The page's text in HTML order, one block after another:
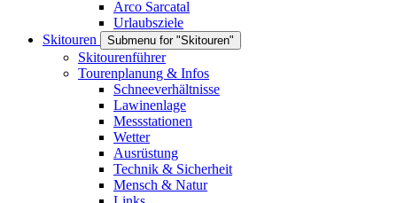
Arco Sarcatal
Urlaubsziele
Skitouren
Submenu for "Skitouren"
Skitourenführer
Tourenplanung & Infos
Schneeverhältnisse
Lawinenlage
Messstationen
Wetter
Ausrüstung
Technik & Sicherheit
Mensch & Natur